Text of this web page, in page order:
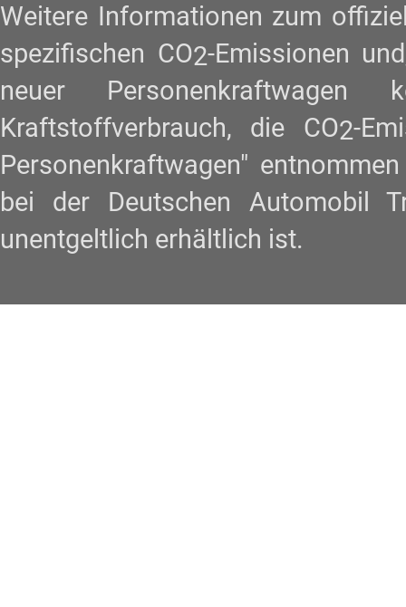
Weitere Informationen zum
spezifischen CO2-Emissionen
neuer
Kraftstoffverbrauch, die CO2-
Personenkraftwagen"
bei der Deutschen Automobil
unentgeltlich erhältlich ist.